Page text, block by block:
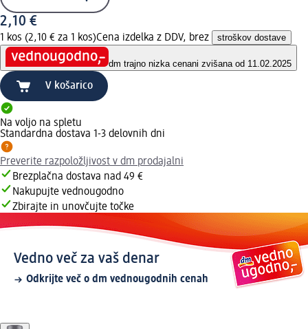
2,10 €
1 kos (2,10 € za 1 kos)Cena izdelka z DDV, brez stroškov dostave
dm trajno nizka cenani zvišana od 11.02.2025
V košarico
Na voljo na spletu
Standardna dostava 1-3 delovnih dni
Preverite razpoložljivost v dm prodajalni
Brezplačna dostava nad 49 €
Nakupujte vednougodno
Zbirajte in unovčujte točke
Vedno več za vaš denar
Odkrijte več o dm vednougodnih cenah